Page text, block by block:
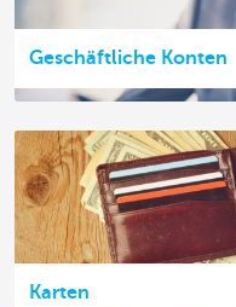
Geschäftliche Konten
Karten